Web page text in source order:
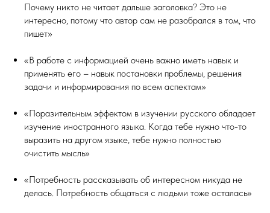
Почему никто не читает дальше заголовка? Это не
интересно, потому что автор сам не разобрался в том, что
пишет»
«В работе с информацией очень важно иметь навык и
применять его – навык постановки проблемы, решения
задачи и информирования по всем аспектам»
«Поразительным эффектом в изучении русского обладает
изучение иностранного языка. Когда тебе нужно что-то
выразить на другом языке, тебе нужно полностью
очистить мысль»
«Потребность рассказывать об интересном никуда не
делась. Потребность общаться с людьми тоже осталась»